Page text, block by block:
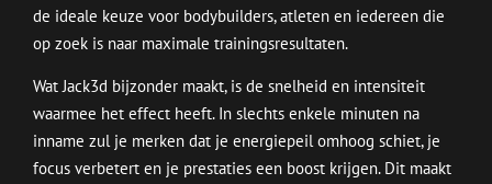
de ideale keuze voor bodybuilders, atleten en iedereen die
op zoek is naar maximale trainingsresultaten.
Wat Jack3d bijzonder maakt, is de snelheid en intensiteit
waarmee het effect heeft. In slechts enkele minuten na
inname zul je merken dat je energiepeil omhoog schiet, je
focus verbetert en je prestaties een boost krijgen. Dit maakt